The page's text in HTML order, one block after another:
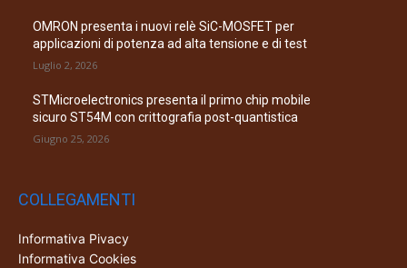
OMRON presenta i nuovi relè SiC-MOSFET per
applicazioni di potenza ad alta tensione e di test
Luglio 2, 2026
STMicroelectronics presenta il primo chip mobile
sicuro ST54M con crittografia post-quantistica
Giugno 25, 2026
COLLEGAMENTI
Informativa Pivacy
Informativa Cookies